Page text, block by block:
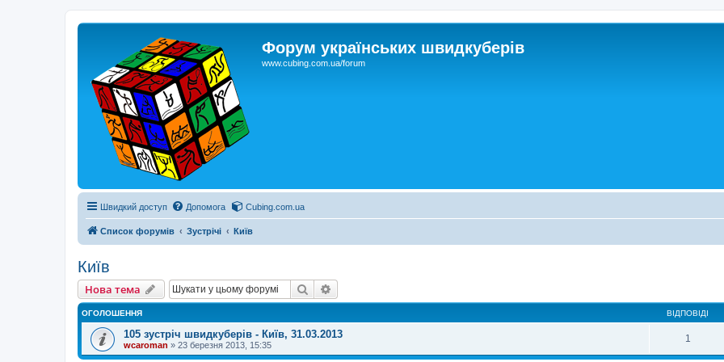
Форум українських швидкуберів
www.cubing.com.ua/forum
Швидкий доступ Допомога Cubing.com.ua
Список форумів Зустрічі Київ
Київ
Нова тема Пошук
ОГОЛОШЕННЯ ВІДПОВІДІ
105 зустріч швидкуберів - Київ, 31.03.2013
wcaroman » 23 березня 2013, 15:35
1